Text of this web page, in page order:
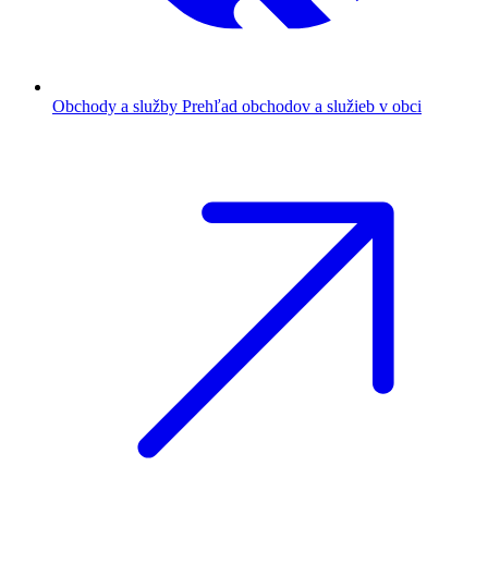
Obchody a služby Prehľad obchodov a služieb v obci